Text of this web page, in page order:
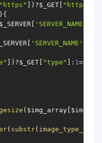
"https" ] ) ?$_GET [ "https"
) {
$_SERVER [ 'SERVER_NAME'
[ 'SERVER_NAME'
] ) ?$_GET [ "type" ] : 1==
( $img_array [ $img
( substr(